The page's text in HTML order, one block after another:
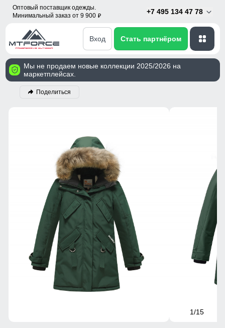
Оптовый поставщик одежды.
Минимальный заказ от 9 900 p
+7 495 134 47 78
Вход Стать партнёром
Мы не продаем новые коллекции 2025/2026 на
маркетплейсах.
Поделиться
1/15